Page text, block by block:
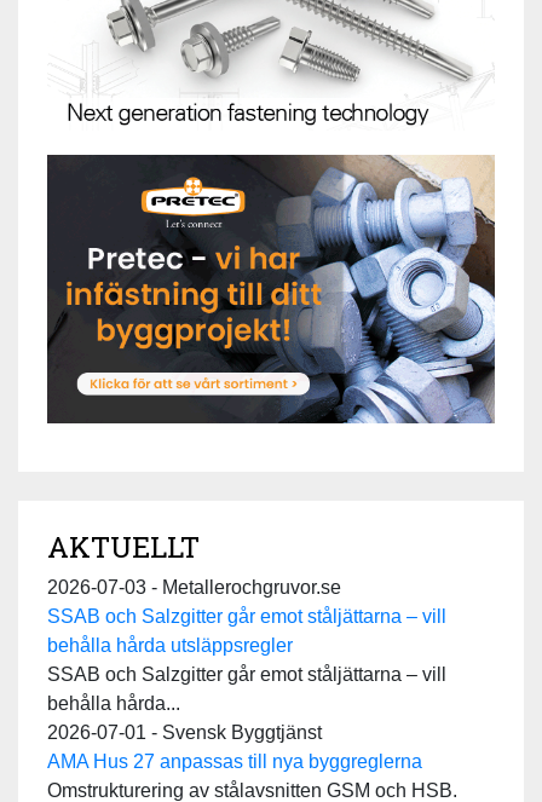
AKTUELLT
2026-07-03 - Metallerochgruvor.se
SSAB och Salzgitter går emot ståljättarna – vill
behålla hårda utsläppsregler
SSAB och Salzgitter går emot ståljättarna – vill
behålla hårda...
2026-07-01 - Svensk Byggtjänst
AMA Hus 27 anpassas till nya byggreglerna
Omstrukturering av stålavsnitten GSM och HSB.